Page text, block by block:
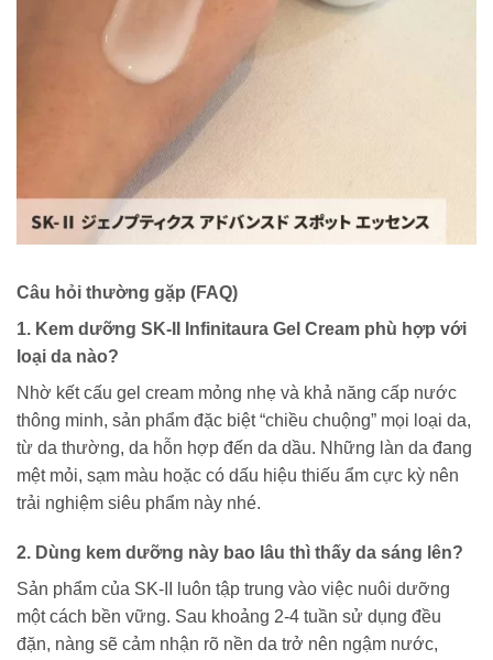
Câu hỏi thường gặp (FAQ)
1. Kem dưỡng SK-II Infinitaura Gel Cream phù hợp với
loại da nào?
Nhờ kết cấu gel cream mỏng nhẹ và khả năng cấp nước
thông minh, sản phẩm đặc biệt “chiều chuộng” mọi loại da,
từ da thường, da hỗn hợp đến da dầu. Những làn da đang
mệt mỏi, sạm màu hoặc có dấu hiệu thiếu ẩm cực kỳ nên
trải nghiệm siêu phẩm này nhé.
2. Dùng kem dưỡng này bao lâu thì thấy da sáng lên?
Sản phẩm của SK-II luôn tập trung vào việc nuôi dưỡng
một cách bền vững. Sau khoảng 2-4 tuần sử dụng đều
đặn, nàng sẽ cảm nhận rõ nền da trở nên ngậm nước,